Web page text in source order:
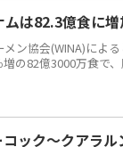
ムは82.3億食に
ン協会(WINA)によ
増の82億3000万食で
ック～クアラ